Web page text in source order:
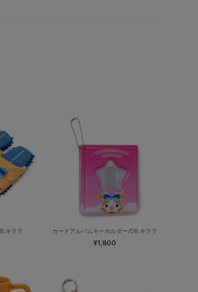
キララ カードアルバムキーホルダー/DB.キララ
¥1,800